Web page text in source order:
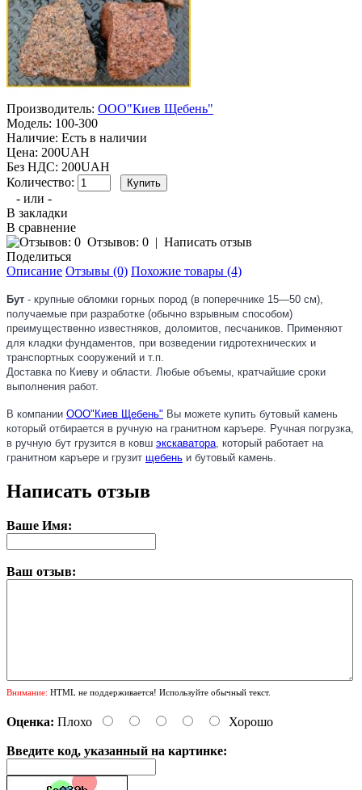
Производитель: ООО"Киев Щебень"
Модель: 100-300
Наличие: Есть в наличии
Цена: 200UAH
Без НДС: 200UAH
Количество:
- или -
В закладки
В сравнение
Отзывов: 0 | Написать отзыв
Поделиться
Описание Отзывы (0) Похожие товары (4)
Бут - крупные обломки горных пород (в поперечнике 15—50 см),
получаемые при разработке (обычно взрывным способом)
преимущественно известняков, доломитов, песчаников. Применяют
для кладки фундаментов, при возведении гидротехнических и
транспортных сооружений и т.п.
Доставка по Киеву и области. Любые объемы, кратчайшие сроки
выполнения работ.
В компании ООО"Киев Щебень" Вы можете купить бутовый камень
который отбирается в ручную на гранитном каръере . Ручная погрузка,
в ручную бут грузится в ковш экскаватора , который работает на
гранитном каръере и грузит щебень и бутовый камень.
Написать отзыв
Ваше Имя:
Ваш отзыв:
Внимание: HTML не поддерживается! Используйте обычный текст.
Оценка: Плохо Хорошо
Введите код, указанный на картинке: